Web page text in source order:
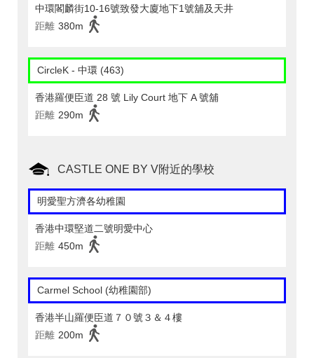
中環閣麟街10-16號致發大廈地下1號舖及天井
距離 380m
CircleK - 中環 (463)
香港羅便臣道 28 號 Lily Court 地下 A 號舖
距離 290m
CASTLE ONE BY V附近的學校
明愛聖方濟各幼稚園
香港中環堅道二號明愛中心
距離 450m
Carmel School (幼稚園部)
香港半山羅便臣道７０號３＆４樓
距離 200m